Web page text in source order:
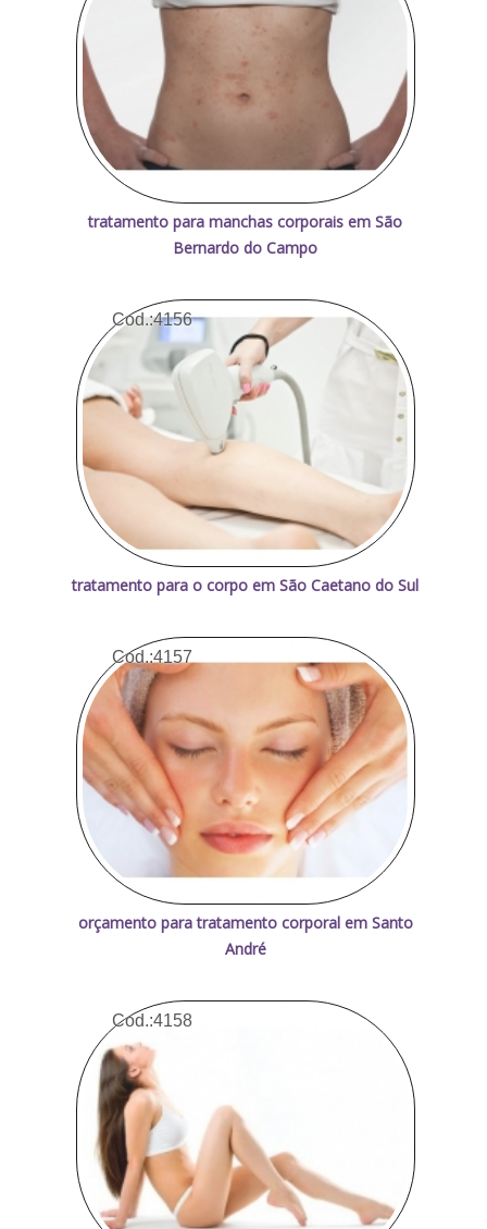
tratamento para manchas corporais em São
Bernardo do Campo
Cod.:4156
tratamento para o corpo em São Caetano do Sul
Cod.:4157
orçamento para tratamento corporal em Santo
André
Cod.:4158